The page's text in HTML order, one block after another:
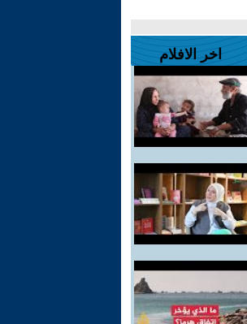
اخر الافلام